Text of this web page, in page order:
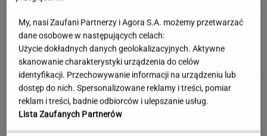
Skandynawskie śniadania mistrzów. Te smaki
budzą lepiej niż kawa
MATERIAŁ PROMOCYJNY
Anastazja Kuś została mistrzynią
świata. "Kariera przez pośladki"? Mamy
komentarz
SUBSKRYPCJA
My, nasi Zaufani Partnerzy i Agora S.A. możemy przetwarzać
dane osobowe w następujących celach:
Użycie dokładnych danych geolokalizacyjnych. Aktywne
skanowanie charakterystyki urządzenia do celów
identyfikacji. Przechowywanie informacji na urządzeniu lub
dostęp do nich. Spersonalizowane reklamy i treści, pomiar
reklam i treści, badnie odbiorców i ulepszanie usług.
Lista Zaufanych Partnerów